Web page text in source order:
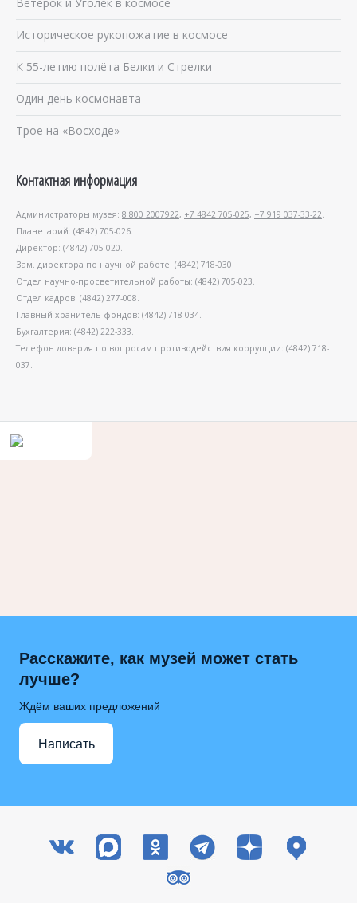
Историческое рукопожатие в космосе
К 55-летию полёта Белки и Стрелки
Один день космонавта
Трое на «Восходе»
Контактная информация
Администраторы музея: 8 800 2007922, +7 4842 705-025, +7 919 037-33-22.
Планетарий: (4842) 705-026.
Директор: (4842) 705-020.
Зам. директора по научной работе: (4842) 718-030.
Отдел научно-просветительной работы: (4842) 705-023.
Отдел кадров: (4842) 277-008.
Главный хранитель фондов: (4842) 718-034.
Бухгалтерия: (4842) 222-333.
Телефон доверия по вопросам противодействия коррупции: (4842) 718-
037.
Расскажите, как музей может стать
лучше?
Ждём ваших предложений
Написать